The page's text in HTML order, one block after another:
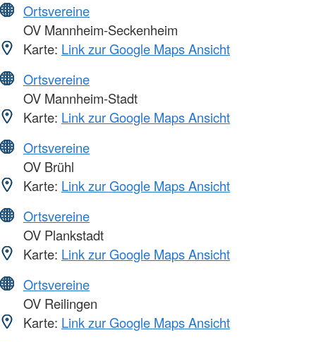
Ortsvereine
OV Mannheim-Seckenheim
Karte: Link zur Google Maps Ansicht
Ortsvereine
OV Mannheim-Stadt
Karte: Link zur Google Maps Ansicht
Ortsvereine
OV Brühl
Karte: Link zur Google Maps Ansicht
Ortsvereine
OV Plankstadt
Karte: Link zur Google Maps Ansicht
Ortsvereine
OV Reilingen
Karte: Link zur Google Maps Ansicht